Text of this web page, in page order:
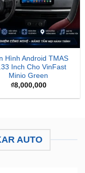
Hình Android TMAS
Inch Cho VinFast
Minio Green
₫8,000,000
AUTO